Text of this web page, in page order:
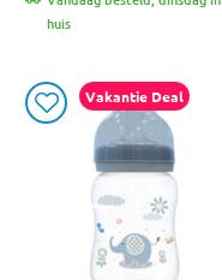
huis
Vakantie Deal